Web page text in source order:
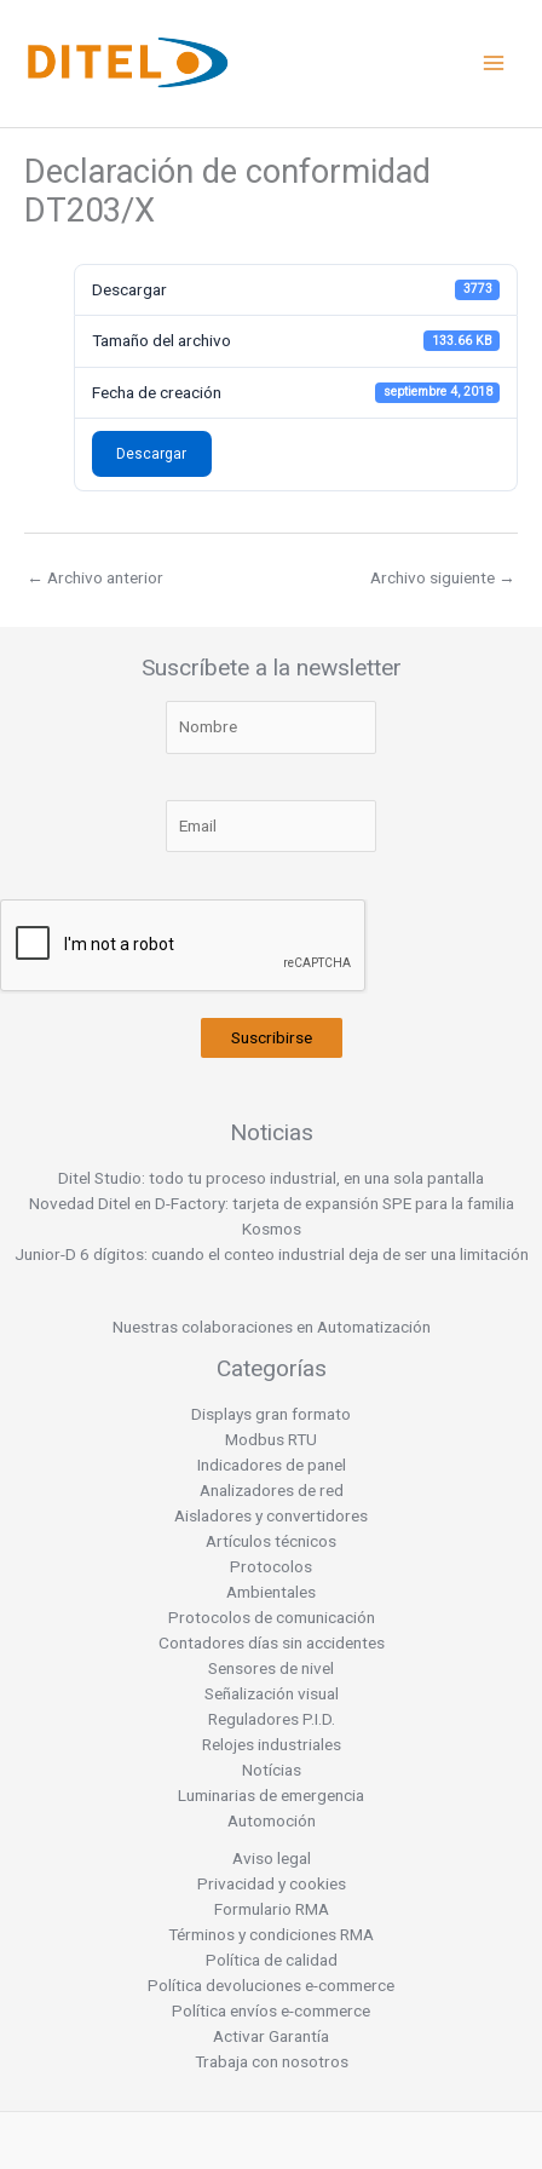
contenido
Declaración de conformidad
DT203/X
Descargar 3773
Tamaño del archivo 133.66 KB
Fecha de creación septiembre 4, 2018
Descargar
← Archivo anterior Archivo siguiente →
Suscríbete a la newsletter
Suscribirse
Noticias
Ditel Studio: todo tu proceso industrial, en una sola pantalla
Novedad Ditel en D-Factory: tarjeta de expansión SPE para la familia
Kosmos
Junior-D 6 dígitos: cuando el conteo industrial deja de ser una limitación
Nuestras colaboraciones en Automatización
Categorías
Displays gran formato
Modbus RTU
Indicadores de panel
Analizadores de red
Aisladores y convertidores
Artículos técnicos
Protocolos
Ambientales
Protocolos de comunicación
Contadores días sin accidentes
Sensores de nivel
Señalización visual
Reguladores P.I.D.
Relojes industriales
Notícias
Luminarias de emergencia
Automoción
Aviso legal
Privacidad y cookies
Formulario RMA
Términos y condiciones RMA
Política de calidad
Política devoluciones e-commerce
Política envíos e-commerce
Activar Garantía
Trabaja con nosotros